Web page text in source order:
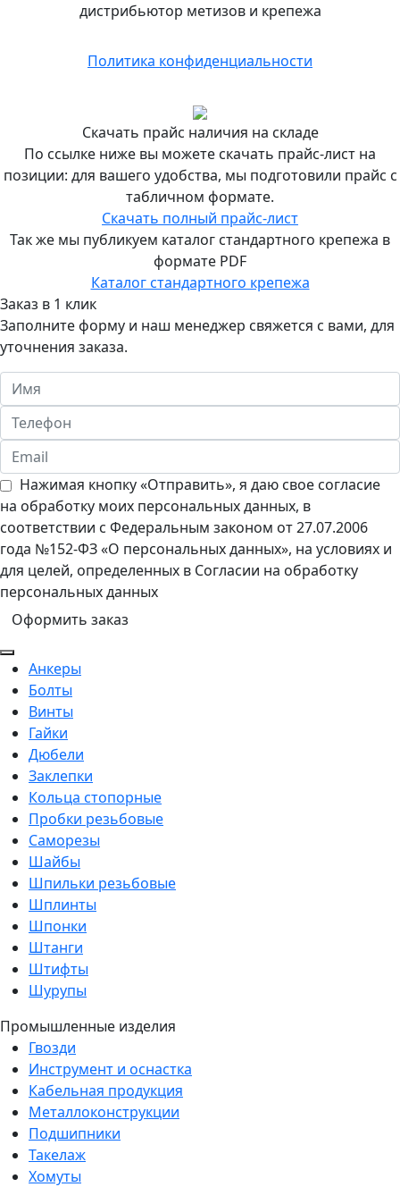
«Трайв»
в
(343)
40
Подробнее...
Филиал
«Трайв»
в
Перми
8
(965)
060-
59-
95
Подробнее...
дистрибьютор метизов и крепежа
Политика конфиденциальности
Скачать прайс наличия на складе
По ссылке ниже вы можете скачать прайс-лист на
позиции: для вашего удобства, мы подготовили прайс с
табличном формате.
Скачать полный прайс-лист
Так же мы публикуем каталог стандартного крепежа в
формате PDF
Каталог стандартного крепежа
Заказ в 1 клик
Заполните форму и наш менеджер свяжется с вами, для
уточнения заказа.
Нажимая кнопку «Отправить», я даю свое согласие
на обработку моих персональных данных, в
соответствии с Федеральным законом от 27.07.2006
года №152-ФЗ «О персональных данных», на условиях и
для целей, определенных в Согласии на обработку
персональных данных
Оформить заказ
Анкеры
Болты
Винты
Гайки
Дюбели
Заклепки
Кольца стопорные
Пробки резьбовые
Саморезы
Шайбы
Шпильки резьбовые
Шплинты
Шпонки
Штанги
Штифты
Шурупы
Промышленные изделия
Гвозди
Инструмент и оснастка
Кабельная продукция
Металлоконструкции
Подшипники
Такелаж
Хомуты